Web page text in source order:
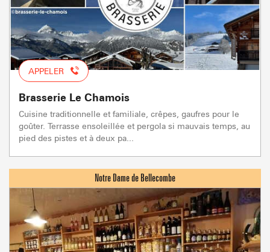
APPELER
Brasserie Le Chamois
Cuisine traditionnelle et familiale, crêpes, gaufres pour le
goûter. Terrasse ensoleillée et pergola si mauvais temps, au
pied des pistes et à deux pa...